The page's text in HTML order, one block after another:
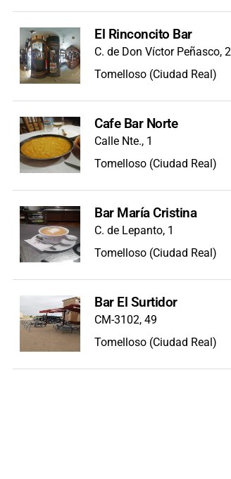
El Rinconcito Bar
C. de Don Víctor Peñasco, 2
Tomelloso (Ciudad Real)
Cafe Bar Norte
Calle Nte., 1
Tomelloso (Ciudad Real)
Bar María Cristina
C. de Lepanto, 1
Tomelloso (Ciudad Real)
Bar El Surtidor
CM-3102, 49
Tomelloso (Ciudad Real)